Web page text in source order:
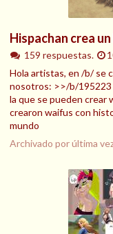
Hispachan crea
159 respuestas.
Hola artistas, en /b/ se
nosotros: >>/b/195223
la que se pueden
crearon waifus con
mundo
Archivado por última